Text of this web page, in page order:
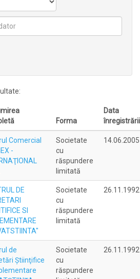
Forma
Data
înregistrării
Comercial
-
Societate
cu
răspundere
limitată
14.06.2005
DE
SI
Societate
cu
răspundere
limitată
26.11.1992
de
Ştiinţifice
Societate
cu
răspundere
26.11.1992